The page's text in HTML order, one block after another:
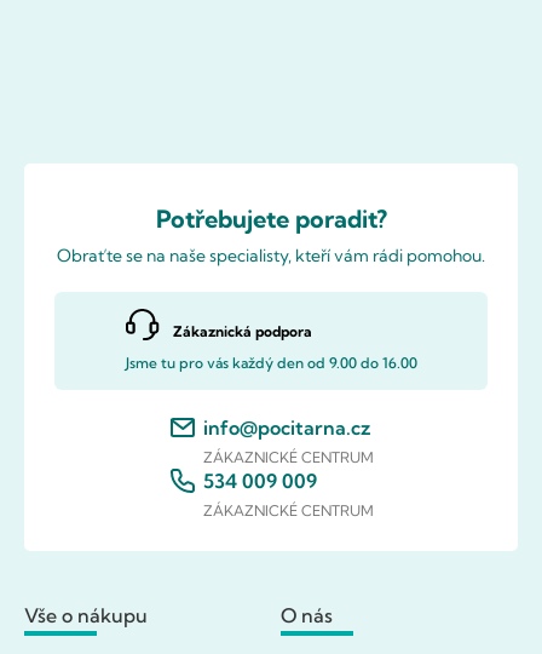
Potřebujete poradit?
Obraťte se na naše specialisty, kteří vám rádi pomohou.
Zákaznická podpora
Jsme tu pro vás každý den od 9.00 do 16.00
info@pocitarna.cz
ZÁKAZNICKÉ CENTRUM
534 009 009
ZÁKAZNICKÉ CENTRUM
Vše o nákupu O nás